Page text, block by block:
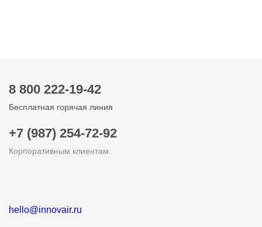
8 800 222-19-42
Бесплатная горячая линия
+7 (987) 254-72-92
Корпоративным клиентам
hello@innovair.ru